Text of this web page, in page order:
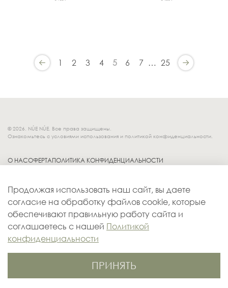
1 2 3 4 5 6 7 … 25
© 2026. NÚE NÚE. Все права защищены.
Ознакомьтесь с условиями использования и политикой конфиденциальности.
О НАСОФЕРТАПОЛИТИКА КОНФИДЕНЦИАЛЬНОСТИ
ДОСТАВКА
КОНТАКТЫ
ОПЛАТА
Продолжая использовать наш сайт, вы даете
согласие на обработку файлов cookie, которые
обеспечивают правильную работу сайта и
соглашаетесь с нашей Политикой
конфиденциальности
ПРИНЯТЬ